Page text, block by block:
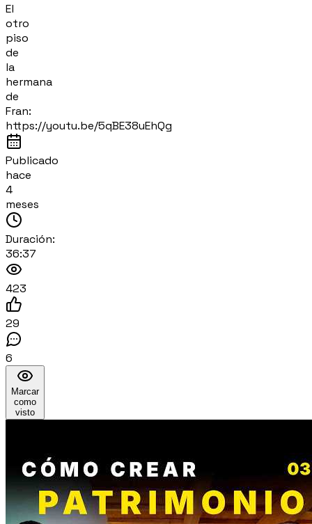
El
otro
piso
de
la
hermana
de
Fran:
https://youtu.be/5qBE38uEhQg
Publicado
hace
4
meses
Duración:
36:37
423
29
6
Marcar
como
visto